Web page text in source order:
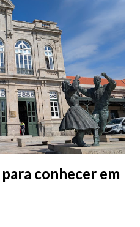
conhecer em